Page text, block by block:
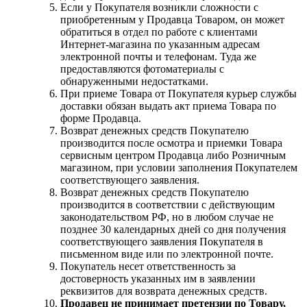
Если у Покупателя возникли сложности с
приобретенным у Продавца Товаром, он может
обратиться в отдел по работе с клиентами
Интернет-магазина по указанным адресам
электронной почты и телефонам. Туда же
предоставляются фотоматериалы с
обнаруженными недостатками.
При приеме Товара от Покупателя курьер службы
доставки обязан выдать акт приема Товара по
форме Продавца.
Возврат денежных средств Покупателю
производится после осмотра и приемки Товара
сервисным центром Продавца либо Розничным
магазином, при условии заполнения Покупателем
соответствующего заявления.
Возврат денежных средств Покупателю
производится в соответствии с действующим
законодательством РФ, но в любом случае не
позднее 30 календарных дней со дня получения
соответствующего заявления Покупателя в
письменном виде или по электронной почте.
Покупатель несет ответственность за
достоверность указанных им в заявлении
реквизитов для возврата денежных средств.
Продавец не принимает претензии по Товару,